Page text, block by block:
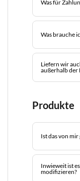
Was für
Was brauche
Liefern wir
außerhalb der
Produkte
Ist das von
Inwieweit ist
modifizieren?